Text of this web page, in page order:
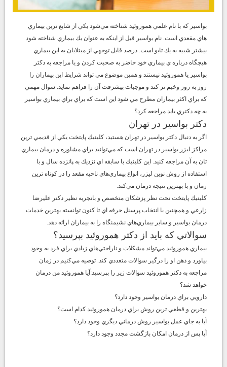
بواسير كه با نام علمي هموروئيد شناخته مي‌شود يكي از شايع ترين بيماري
هاي مقعدي است. نام بواسير قبل از اينكه به عنوان يك بيماري شناخته شود
بيشتر شبيه به يك تابو است. درصد قابل توجهي از مبتلايان به اين بيماري
هيچگاه درباره ي بيماري خود حاضر به صحبت كردن و يا مراجعه به دكتر
بواسير يا هموروئيد نيستند و همين موضوع مي تواند شرايط اين بيماران را
روز به روز وخيم تر كند و موجبات پيشرفت آن را فراهم نمايد. سوال مهمي
كه براي اكثر بيماران مطرح مي شود اين است كه براي براي بيماري بواسير
به چه دكتري بايد مراجعه كرد؟
دكتر بواسير در تهران
اگر به دنبال دكتر بواسير در تهران هستيد، كلينيك پايتخت يكي از قديمي ترين
مراكز ليزر بواسير در تهران است كه مي‌توانيد براي مشاوره و درمان بيماري
تان به آن مراجعه كنيد. اين كلينيك با سابقه اي نزديك به پانزده سال و با
استفاده از روش نوين ليزر، انواع بيماري‌هاي ناحيه مقعد را در كوتاه ترين
زمان و با بهترين نتيجه درمان مي‌كند.
كلينيك پايتخت تحت نظر پزشكان متخصص و باتجربه نظير دكتر عليرضا
زارعي و همچنين با انتخاب پرسنل حرفه اي تا كنون توانسته بهترين خدمات
درمان بواسير و ساير بيماري‌هاي نشيمنگاه را به بيماران ارائه دهد.
سوالاتي كه بايد از دكتر هموروئيد بپرسيد؟
بيماري هموروئيد مي‌تواند مشكلات و ناراحتي‌هاي زيادي براي فرد به وجود
بياورد و ذهن او را درگير سوالات متعددي كند. توصيه مي‌كنيم در زمان
مراجعه به دكتر هموروئيد سوالات زير را بپرسيد:آيا هموروئيد من درمان
خواهد شد؟
دارويي براي درمان بواسير وجود دارد؟
بهترين و قطعي ترين روش براي درمان هموروئيد كدام است؟
آيا به جاي عمل بواسير روش درماني ديگري وجود دارد؟
آيا پس از درمان امكان بازگشت مجدد وجود دارد؟